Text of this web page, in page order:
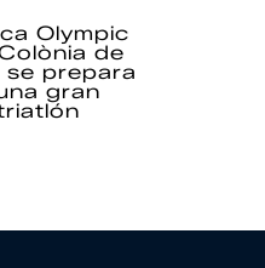
Olympic
de
se prepara
gran